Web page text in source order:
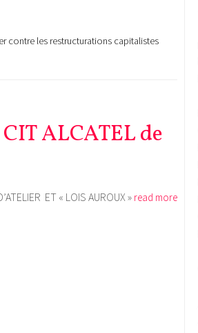
contre les restructurations capitalistes
ALCATEL de
ET « LOIS AUROUX » read more